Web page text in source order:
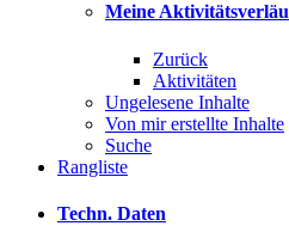
Meine
Zurück
Aktivitäten
Ungelesene Inhalte
Von mir erstellte Inhalte
Suche
Rangliste
Techn. Daten